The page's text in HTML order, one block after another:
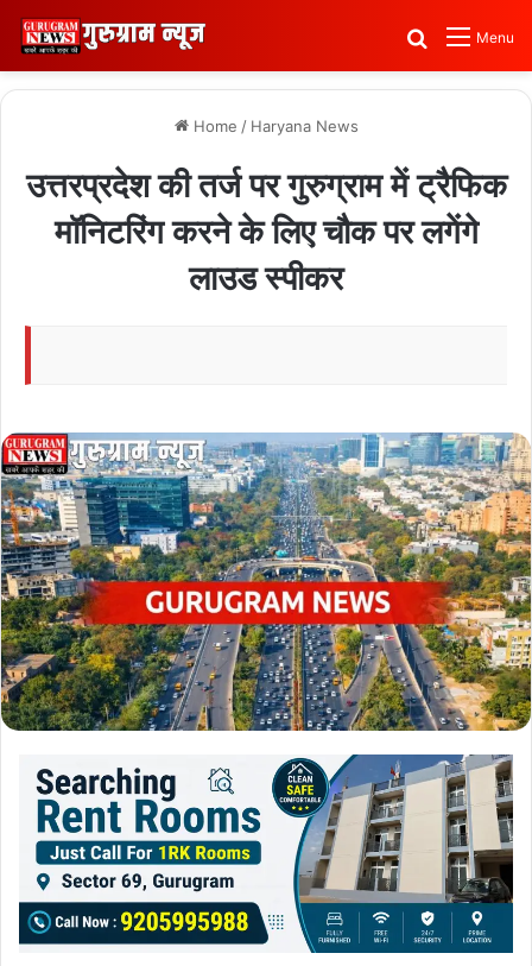
Menu
Search for
Home / Haryana News
उत्तरप्रदेश की तर्ज पर गुरुग्राम में ट्रैफिक
मॉनिटरिंग करने के लिए चौक पर लगेंगे
लाउड स्पीकर